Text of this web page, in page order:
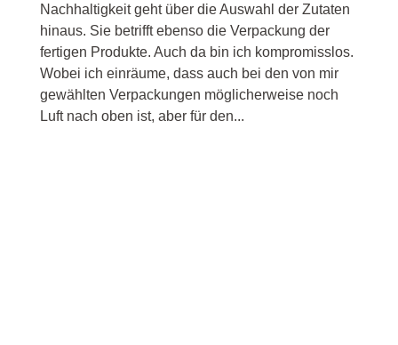
Nachhaltigkeit geht über die Auswahl der Zutaten
hinaus. Sie betrifft ebenso die Verpackung der
fertigen Produkte. Auch da bin ich kompromisslos.
Wobei ich einräume, dass auch bei den von mir
gewählten Verpackungen möglicherweise noch
Luft nach oben ist, aber für den...